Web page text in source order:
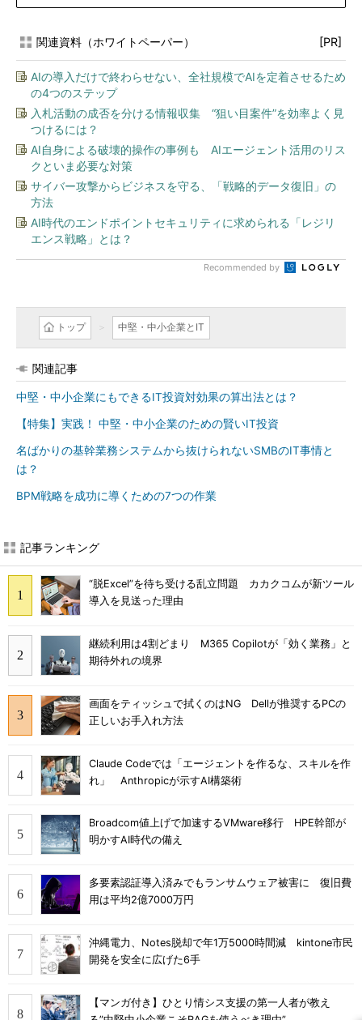
関連資料（ホワイトペーパー） [PR]
AIの導入だけで終わらせない、全社規模でAIを定着させるため
の4つのステップ
入札活動の成否を分ける情報収集 “狙い目案件”を効率よく見
つけるには？
AI自身による破壊的操作の事例も AIエージェント活用のリス
クといま必要な対策
サイバー攻撃からビジネスを守る、「戦略的データ復旧」の
方法
AI時代のエンドポイントセキュリティに求められる「レジリ
エンス戦略」とは？
Recommended by
トップ 中堅・中小企業とIT
関連記事
中堅・中小企業にもできるIT投資対効果の算出法とは？
【特集】実践！ 中堅・中小企業のための賢いIT投資
名ばかりの基幹業務システムから抜けられないSMBのIT事情と
は？
BPM戦略を成功に導くための7つの作業
記事ランキング
“脱Excel”を待ち受ける乱立問題 カカクコムが新ツール
導入を見送った理由
継続利用は4割どまり M365 Copilotが「効く業務」と
期待外れの境界
画面をティッシュで拭くのはNG Dellが推奨するPCの
正しいお手入れ方法
Claude Codeでは「エージェントを作るな、スキルを作
れ」 Anthropicが示すAI構築術
Broadcom値上げで加速するVMware移行 HPE幹部が
明かすAI時代の備え
多要素認証導入済みでもランサムウェア被害に 復旧費
用は平均2億7000万円
沖縄電力、Notes脱却で年1万5000時間減 kintone市民
開発を安全に広げた6手
【マンガ付き】ひとり情シス支援の第一人者が教え